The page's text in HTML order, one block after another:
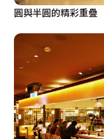
圓與半圓的精彩重疊